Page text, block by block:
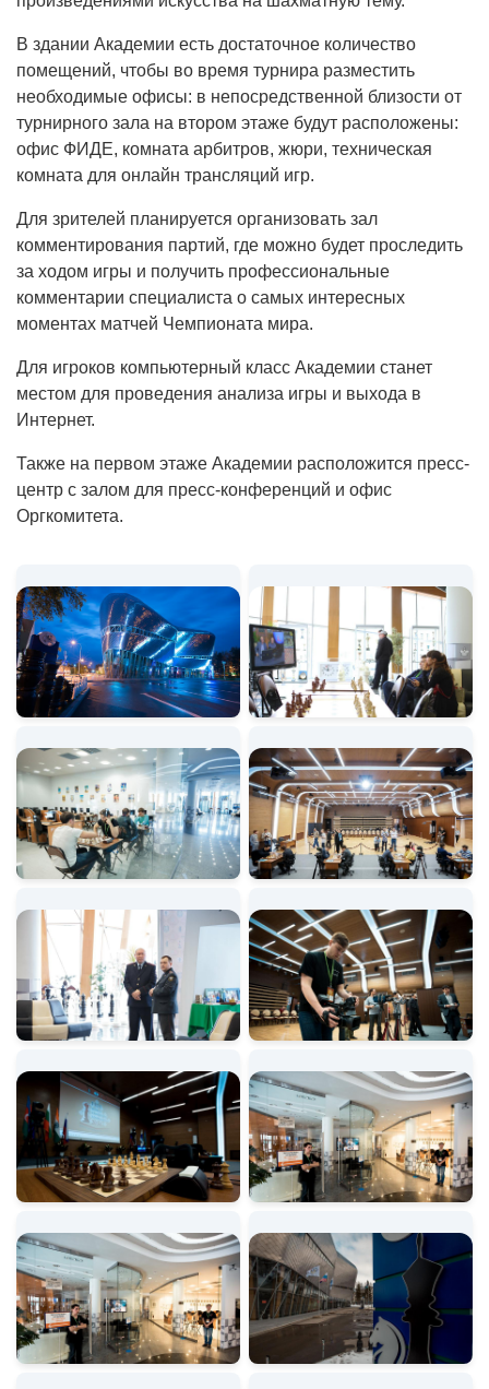
В здании Академии есть достаточное количество
помещений, чтобы во время турнира разместить
необходимые офисы: в непосредственной близости от
турнирного зала на втором этаже будут расположены:
офис ФИДЕ, комната арбитров, жюри, техническая
комната для онлайн трансляций игр.
Для зрителей планируется организовать зал
комментирования партий, где можно будет проследить
за ходом игры и получить профессиональные
комментарии специалиста о самых интересных
моментах матчей Чемпионата мира.
Для игроков компьютерный класс Академии станет
местом для проведения анализа игры и выхода в
Интернет.
Также на первом этаже Академии расположится пресс-
центр с залом для пресс-конференций и офис
Оргкомитета.